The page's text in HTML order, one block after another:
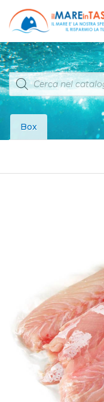
Products
search
Box